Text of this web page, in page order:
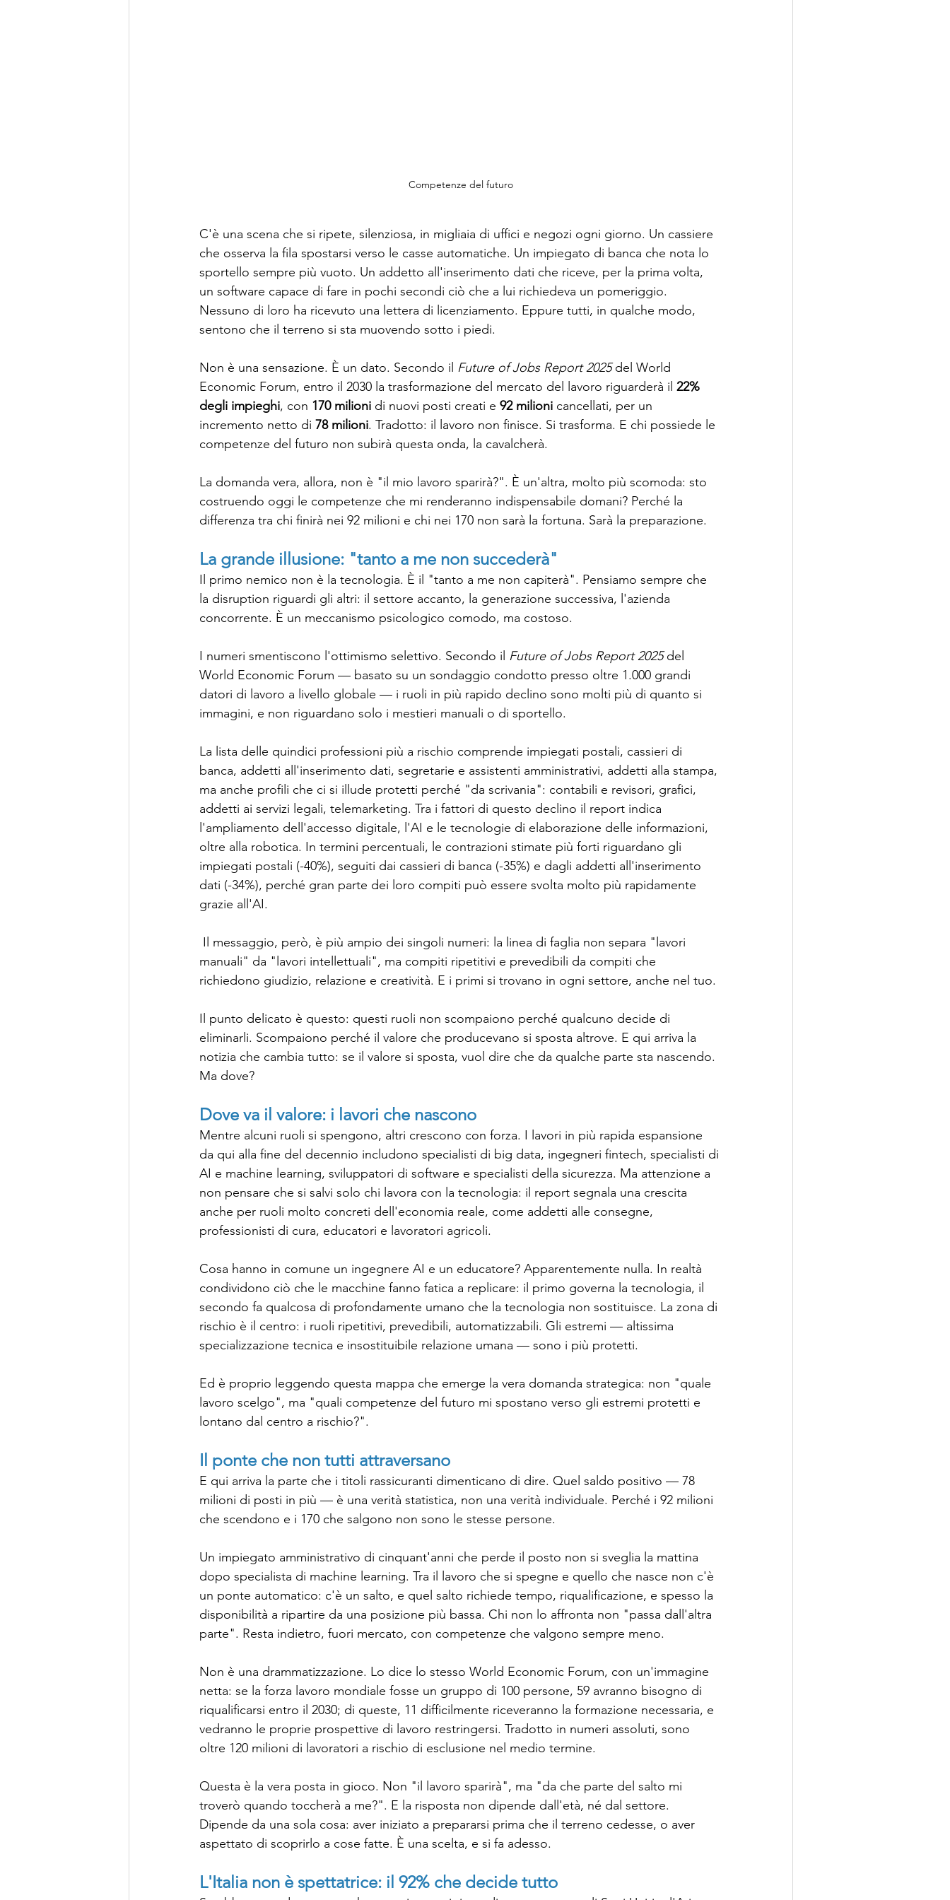
Competenze del futuro
C'è una scena che si ripete, silenziosa, in migliaia di uffici e negozi ogni giorno. Un cassiere
che osserva la fila spostarsi verso le casse automatiche. Un impiegato di banca che nota lo
sportello sempre più vuoto. Un addetto all'inserimento dati che riceve, per la prima volta,
un software capace di fare in pochi secondi ciò che a lui richiedeva un pomeriggio.
Nessuno di loro ha ricevuto una lettera di licenziamento. Eppure tutti, in qualche modo,
sentono che il terreno si sta muovendo sotto i piedi.
Non è una sensazione. È un dato. Secondo il Future of Jobs Report 2025 del World
Economic Forum, entro il 2030 la trasformazione del mercato del lavoro riguarderà il 22%
degli impieghi, con 170 milioni di nuovi posti creati e 92 milioni cancellati, per un
incremento netto di 78 milioni. Tradotto: il lavoro non finisce. Si trasforma. E chi possiede le
competenze del futuro non subirà questa onda, la cavalcherà.
La domanda vera, allora, non è "il mio lavoro sparirà?". È un'altra, molto più scomoda: sto
costruendo oggi le competenze che mi renderanno indispensabile domani? Perché la
differenza tra chi finirà nei 92 milioni e chi nei 170 non sarà la fortuna. Sarà la preparazione.
La grande illusione: "tanto a me non succederà"
Il primo nemico non è la tecnologia. È il "tanto a me non capiterà". Pensiamo sempre che
la disruption riguardi gli altri: il settore accanto, la generazione successiva, l'azienda
concorrente. È un meccanismo psicologico comodo, ma costoso.
I numeri smentiscono l'ottimismo selettivo. Secondo il Future of Jobs Report 2025 del
World Economic Forum — basato su un sondaggio condotto presso oltre 1.000 grandi
datori di lavoro a livello globale — i ruoli in più rapido declino sono molti più di quanto si
immagini, e non riguardano solo i mestieri manuali o di sportello.
La lista delle quindici professioni più a rischio comprende impiegati postali, cassieri di
banca, addetti all'inserimento dati, segretarie e assistenti amministrativi, addetti alla stampa,
ma anche profili che ci si illude protetti perché "da scrivania": contabili e revisori, grafici,
addetti ai servizi legali, telemarketing. Tra i fattori di questo declino il report indica
l'ampliamento dell'accesso digitale, l'AI e le tecnologie di elaborazione delle informazioni,
oltre alla robotica. In termini percentuali, le contrazioni stimate più forti riguardano gli
impiegati postali (-40%), seguiti dai cassieri di banca (-35%) e dagli addetti all'inserimento
dati (-34%), perché gran parte dei loro compiti può essere svolta molto più rapidamente
grazie all'AI.
manuali" da "lavori intellettuali", ma compiti ripetitivi e prevedibili da compiti che
richiedono giudizio, relazione e creatività. E i primi si trovano in ogni settore, anche nel tuo.
Il punto delicato è questo: questi ruoli non scompaiono perché qualcuno decide di
eliminarli. Scompaiono perché il valore che producevano si sposta altrove. E qui arriva la
notizia che cambia tutto: se il valore si sposta, vuol dire che da qualche parte sta nascendo.
Ma dove?
Dove va il valore: i lavori che nascono
Mentre alcuni ruoli si spengono, altri crescono con forza. I lavori in più rapida espansione
da qui alla fine del decennio includono specialisti di big data, ingegneri fintech, specialisti di
AI e machine learning, sviluppatori di software e specialisti della sicurezza. Ma attenzione a
non pensare che si salvi solo chi lavora con la tecnologia: il report segnala una crescita
anche per ruoli molto concreti dell'economia reale, come addetti alle consegne,
professionisti di cura, educatori e lavoratori agricoli.
Cosa hanno in comune un ingegnere AI e un educatore? Apparentemente nulla. In realtà
condividono ciò che le macchine fanno fatica a replicare: il primo governa la tecnologia, il
secondo fa qualcosa di profondamente umano che la tecnologia non sostituisce. La zona di
rischio è il centro: i ruoli ripetitivi, prevedibili, automatizzabili. Gli estremi — altissima
specializzazione tecnica e insostituibile relazione umana — sono i più protetti.
Ed è proprio leggendo questa mappa che emerge la vera domanda strategica: non "quale
lavoro scelgo", ma "quali competenze del futuro mi spostano verso gli estremi protetti e
lontano dal centro a rischio?".
Il ponte che non tutti attraversano
E qui arriva la parte che i titoli rassicuranti dimenticano di dire. Quel saldo positivo — 78
milioni di posti in più — è una verità statistica, non una verità individuale. Perché i 92 milioni
che scendono e i 170 che salgono non sono le stesse persone.
Un impiegato amministrativo di cinquant'anni che perde il posto non si sveglia la mattina
dopo specialista di machine learning. Tra il lavoro che si spegne e quello che nasce non c'è
un ponte automatico: c'è un salto, e quel salto richiede tempo, riqualificazione, e spesso la
disponibilità a ripartire da una posizione più bassa. Chi non lo affronta non "passa dall'altra
parte". Resta indietro, fuori mercato, con competenze che valgono sempre meno.
Non è una drammatizzazione. Lo dice lo stesso World Economic Forum, con un'immagine
netta: se la forza lavoro mondiale fosse un gruppo di 100 persone, 59 avranno bisogno di
riqualificarsi entro il 2030; di queste, 11 difficilmente riceveranno la formazione necessaria, e
vedranno le proprie prospettive di lavoro restringersi. Tradotto in numeri assoluti, sono
oltre 120 milioni di lavoratori a rischio di esclusione nel medio termine.
Questa è la vera posta in gioco. Non "il lavoro sparirà", ma "da che parte del salto mi
troverò quando toccherà a me?". E la risposta non dipende dall'età, né dal settore.
Dipende da una sola cosa: aver iniziato a prepararsi prima che il terreno cedesse, o aver
aspettato di scoprirlo a cose fatte. È una scelta, e si fa adesso.
L'Italia non è spettatrice: il 92% che decide tutto